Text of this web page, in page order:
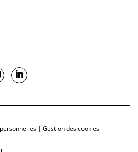
| Gestion des cookies